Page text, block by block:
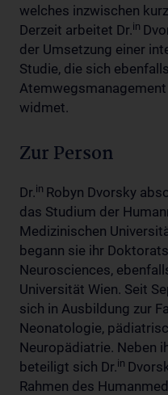
welches inzwischen
Derzeit arbeitet Dr.in
der Umsetzung einer
Studie, die sich
widmet.
Zur Person
Dr.in Robyn Dvorsky
das Studium der
Medizinischen
begann sie ihr
Neurosciences,
Universität Wien. Seit
sich in Ausbildung zur
Neonatologie,
Neuropädiatrie. Neben
beteiligt sich Dr.in
Rahmen des